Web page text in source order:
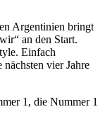
Argentinien bringt
an den Start.
Einfach
vier Jahre
1, die Nummer 1